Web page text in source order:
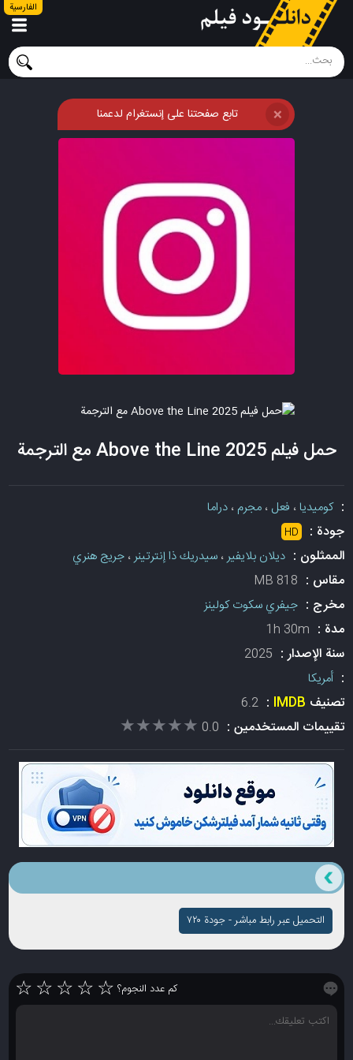
الفارسية
تابع صفحتنا على إنستغرام لدعمنا ❌
حمل فيلم Above the Line 2025 مع الترجمة
:كوميديا، فعل ،مجرم ،دراما
جودة : HD
الممثلون :ديلان بلايفير،سيدريك ذا إنترتينر،جريج هنري
مقاس : 818 MB
مخرج :جيفري سكوت كولينز
مدة : 1h 30m
سنة الإصدار : 2025
:أمريكا
تصنيف IMDB
:
6.2
تقييمات المستخدمين : 0.0
★★★★★
★★★★★
التحميل عبر رابط مباشر - جودة ۷۲۰
كم عدد النجوم؟ ☆
☆
☆
☆
☆